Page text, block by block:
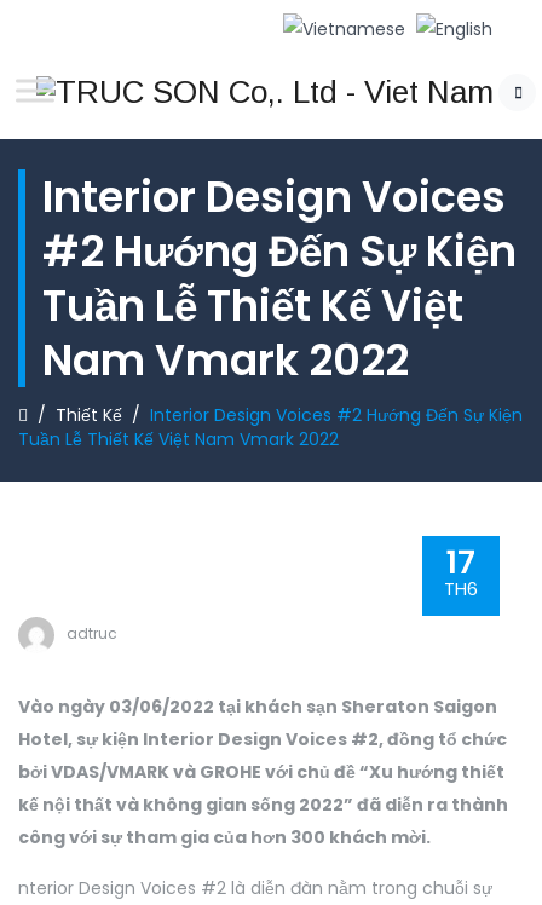
Interior Design Voices
#2 Hướng Đến Sự Kiện
Tuần Lễ Thiết Kế Việt
Nam Vmark 2022
/ Thiết Kế / Interior Design Voices #2 Hướng Đến Sự Kiện
Tuần Lễ Thiết Kế Việt Nam Vmark 2022
17
TH6
adtruc
Vào ngày 03/06/2022 tại khách sạn Sheraton Saigon
Hotel, sự kiện Interior Design Voices #2, đồng tổ chức
bởi VDAS/VMARK và GROHE với chủ đề “Xu hướng thiết
kế nội thất và không gian sống 2022” đã diễn ra thành
công với sự tham gia của hơn 300 khách mời.
nterior Design Voices #2 là diễn đàn nằm trong chuỗi sự